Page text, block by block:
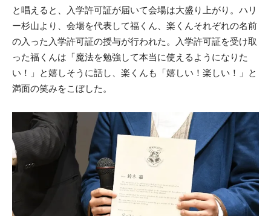
と唱えると、入学許可証が届いて会場は大盛り上がり。ハリ
ー杉山より、会場を代表して福くん、楽くんそれぞれの名前
の入った入学許可証の授与が行われた。入学許可証を受け取
った福くんは「魔法を勉強して本当に使えるようになりた
い！」と嬉しそうに話し、楽くんも「嬉しい！楽しい！」と
満面の笑みをこぼした。